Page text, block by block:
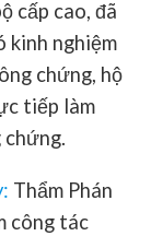
cấp cao, đã
kinh nghiệm
chứng, hộ
tiếp làm
chứng.
Thẩm Phán
công tác